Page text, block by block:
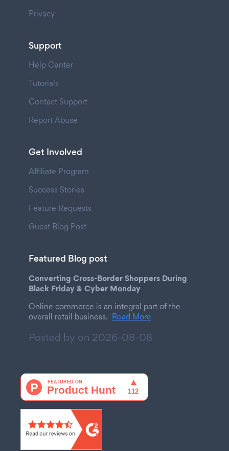
Privacy
Support
Help Center
Tutorials
Contact Support
Report Abuse
Get Involved
Affiliate Program
Success Stories
Feature Requests
Guest Blog Post
Featured Blog post
Converting Cross-Border Shoppers During
Black Friday & Cyber Monday
Online commerce is an integral part of the
overall retail business. Read More
Posted by on 2026-08-08